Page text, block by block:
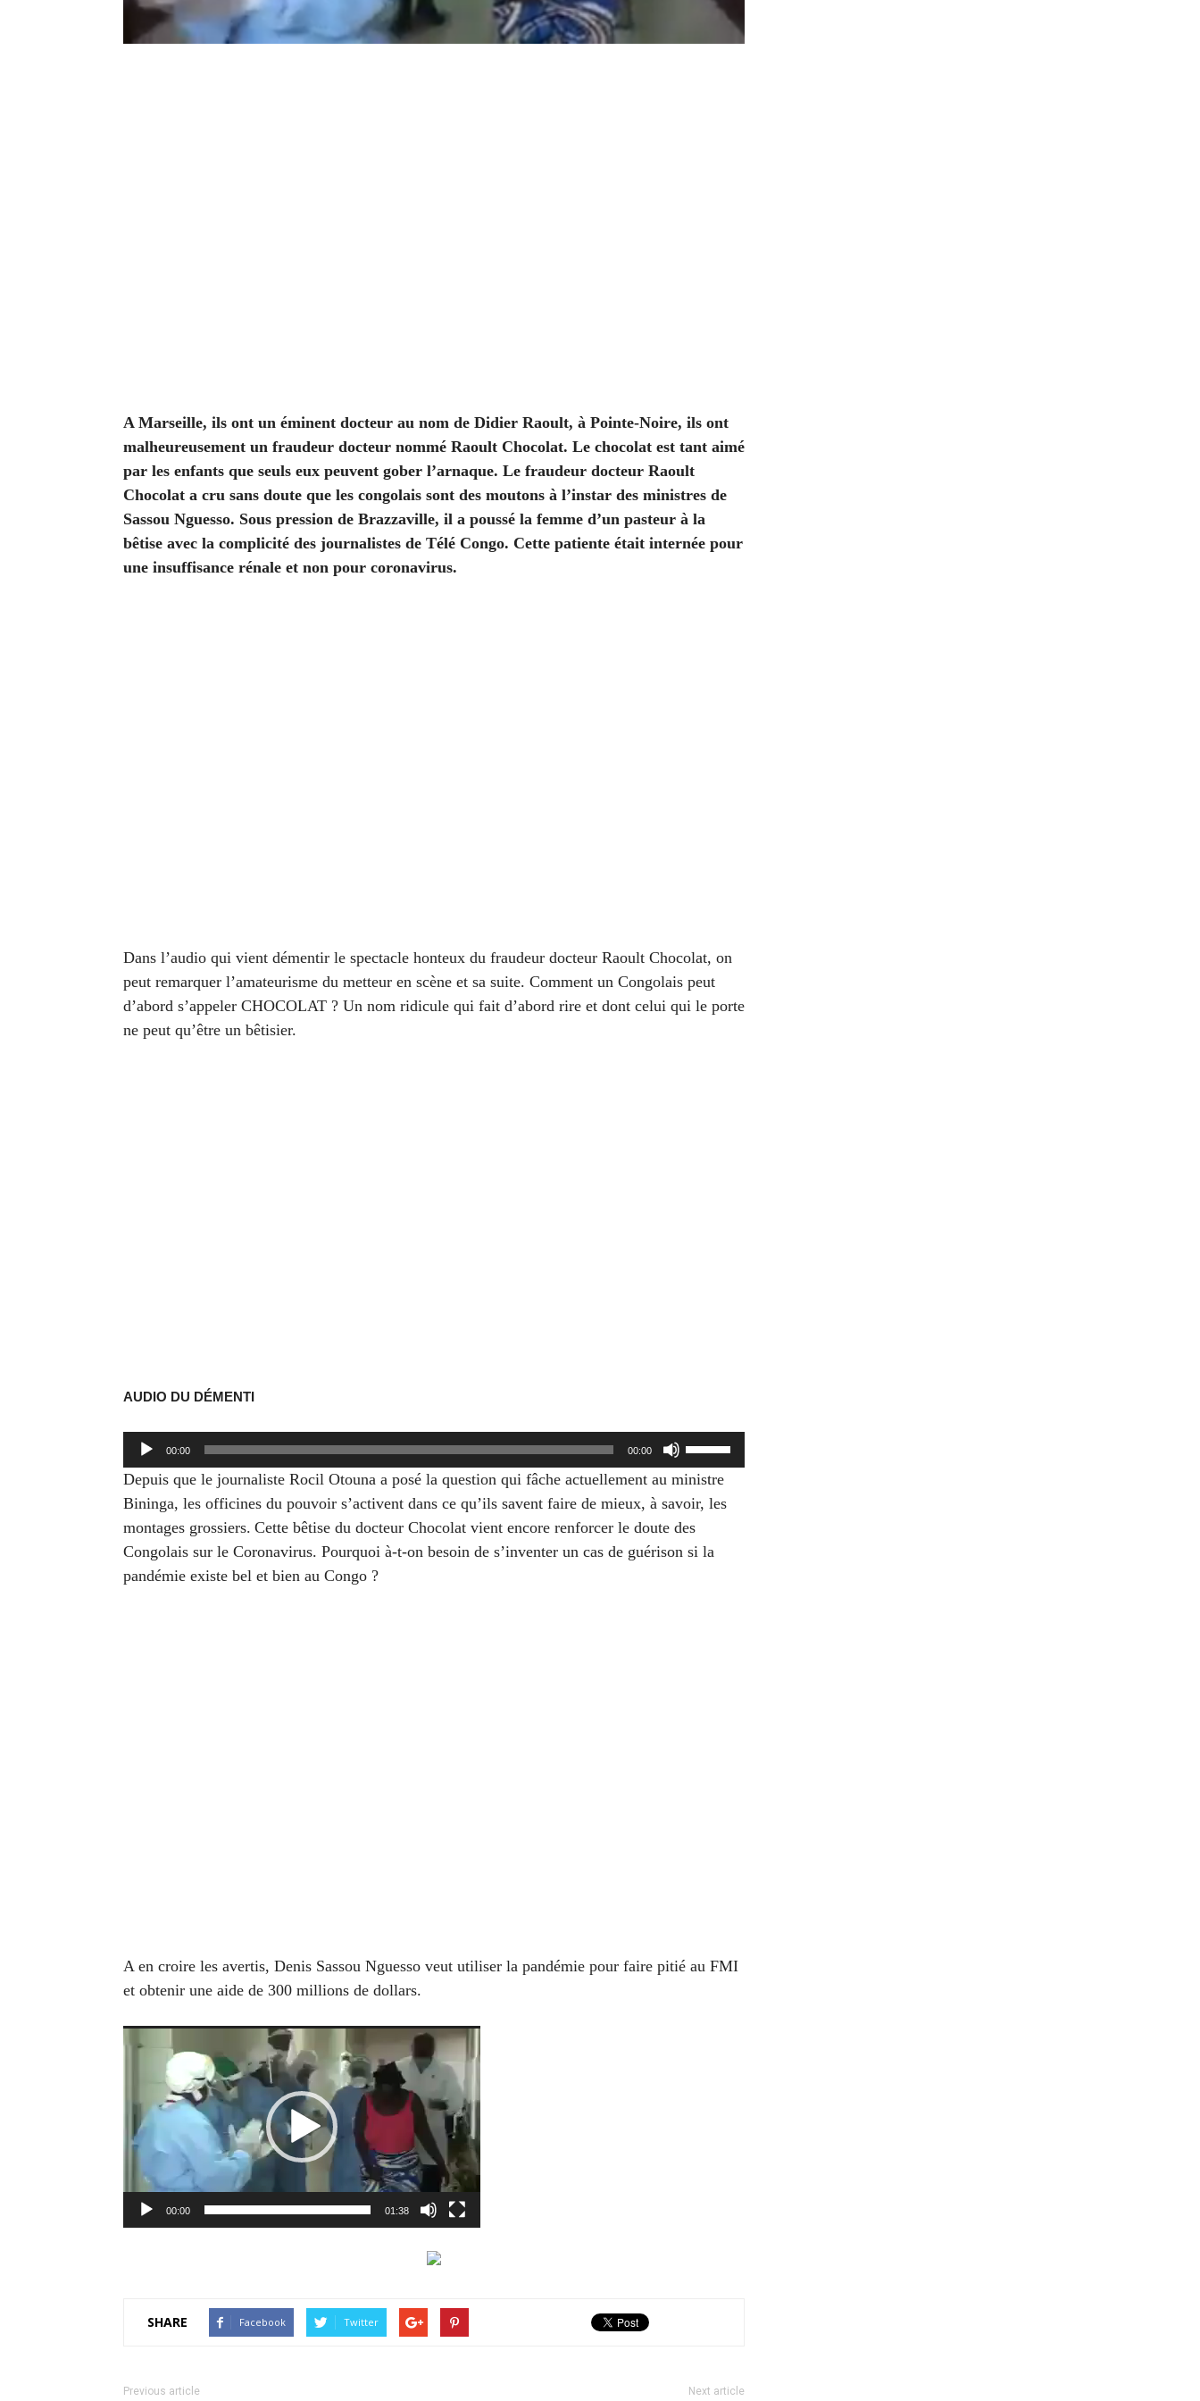
A Marseille, ils ont un éminent docteur au nom de Didier Raoult, à Pointe-Noire, ils ont
malheureusement un fraudeur docteur nommé Raoult Chocolat. Le chocolat est tant aimé
par les enfants que seuls eux peuvent gober l’arnaque. Le fraudeur docteur Raoult
Chocolat a cru sans doute que les congolais sont des moutons à l’instar des ministres de
Sassou Nguesso. Sous pression de Brazzaville, il a poussé la femme d’un pasteur à la
bêtise avec la complicité des journalistes de Télé Congo. Cette patiente était internée pour
une insuffisance rénale et non pour coronavirus.
Dans l’audio qui vient démentir le spectacle honteux du fraudeur docteur Raoult Chocolat, on
peut remarquer l’amateurisme du metteur en scène et sa suite. Comment un Congolais peut
d’abord s’appeler CHOCOLAT ? Un nom ridicule qui fait d’abord rire et dont celui qui le porte
ne peut qu’être un bêtisier.
AUDIO DU DÉMENTI
Lecteur
audio
00:00 00:00
les
flèches
haut/bas
pour
augmenter
Depuis que le journaliste Rocil Otouna a posé la question qui fâche actuellement au ministre
Bininga, les officines du pouvoir s’activent dans ce qu’ils savent faire de mieux, à savoir, les
montages grossiers. Cette bêtise du docteur Chocolat vient encore renforcer le doute des
Congolais sur le Coronavirus. Pourquoi à-t-on besoin de s’inventer un cas de guérison si la
pandémie existe bel et bien au Congo ?
A en croire les avertis, Denis Sassou Nguesso veut utiliser la pandémie pour faire pitié au FMI
et obtenir une aide de 300 millions de dollars.
00:00 01:38
SHARE Facebook Twitter
Previous article Next article